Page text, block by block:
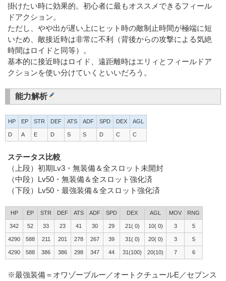
掛けたい時に効果的。初心者に最もオススメできるフィール
ドアクション。
ただし、やや出が遅い上にヒット時の敵制止時間が極端に短
いため、敵接近時は非常に不利（背後からの攻撃による気絶
時間はロイドと同等）。
基本的に接近時はロイド、遠距離時はエリィとフィールドア
クションを使い分けていくといいだろう。
能力解析
HP EP STR DEF ATS ADF SPD DEX AGL
D A E D S S D C C
ステータス比較
（上段）初期Lv3・無装備＆全スロット未開封
（中段）Lv50・無装備＆全スロット強化済
（下段）Lv50・最強装備＆全スロット強化済
HP EP STR DEF ATS ADF SPD DEX AGL MOV RNG
342 52 33 23 41 30 29 21( 0) 10( 0) 3 5
4290 588 211 201 278 267 39 31( 0) 20( 0) 3 5
4290 588 386 386 298 347 44 31(100) 20(10) 7 6
※最強装備＝オワゾーブルー／オートクチュールE／セブンス